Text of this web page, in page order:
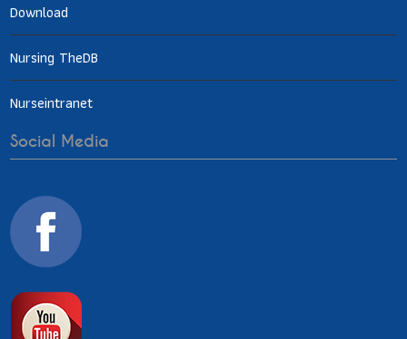
Download
Nursing TheDB
Nurseintranet
Social Media